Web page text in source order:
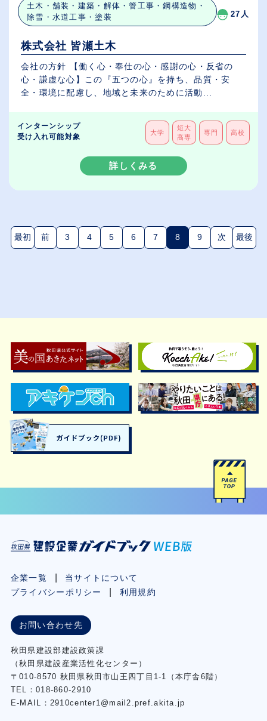
土木・舗装・建築・解体・管工事・鋼構造物・
除雪・水道工事・塗装
27人
株式会社 皆瀬土木
会社の方針 【働く心・奉仕の心・感謝の心・反省の
心・謙虚な心】この『五つの心』を持ち、品質・安
全・環境に配慮し、地域と未来のために活動...
インターンシップ
受け入れ可能対象
大学
短大
高専
専門 高校
詳しくみる
最初 前 3 4 5 6 7 8(現在のページ)
9 次 最後
企業一覧
当サイトについて
プライバシーポリシー
利用規約
お問い合わせ先
秋⽥県建設部建設政策課
（秋⽥県建設産業活性化センター）
〒010-8570 秋田県秋田市⼭王四丁⽬1-1（本庁舎6階）
TEL：018-860-2910
E-MAIL：2910center1@mail2.pref.akita.jp